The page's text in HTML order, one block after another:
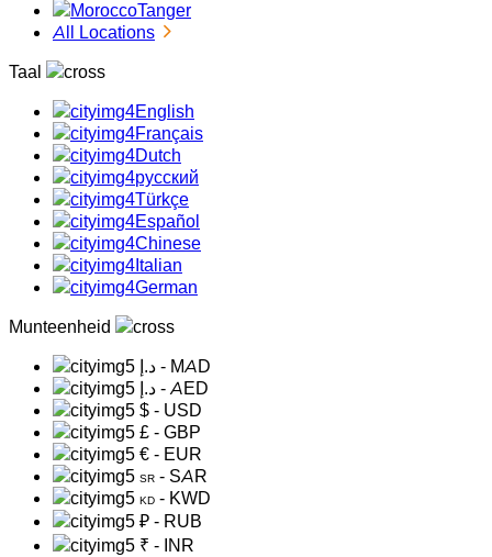
Tanger
All Locations
Taal
English
Français
Dutch
русский
Türkçe
Español
Chinese
Italian
German
Munteenheid
د.إ - MAD
د.إ - AED
$ - USD
£ - GBP
€ - EUR
SR - SAR
KD - KWD
₽ - RUB
₹ - INR